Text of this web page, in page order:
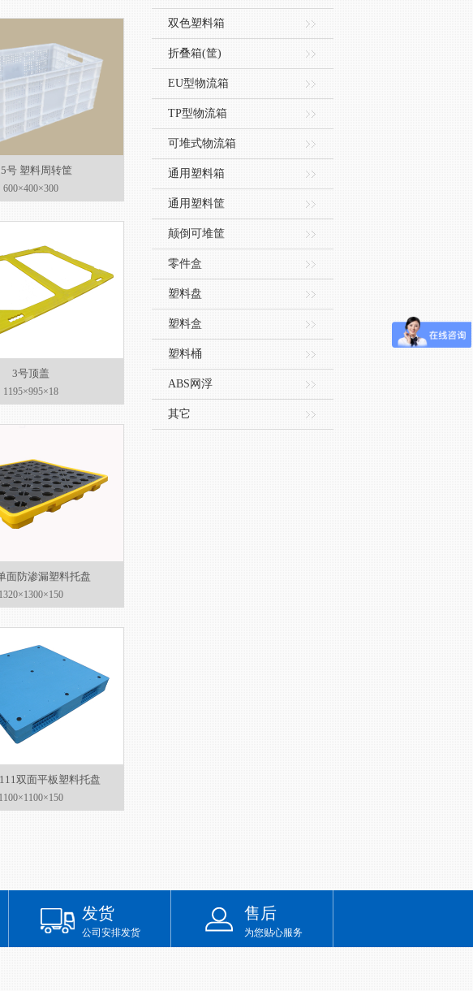
号 塑料周转筐
600×400×300
3号顶盖
1195×995×18
面防渗漏塑料托盘
1320×1300×150
双面平板塑料托盘
1100×1100×150
双色塑料箱
折叠箱(筐)
EU型物流箱
TP型物流箱
可堆式物流箱
通用塑料箱
通用塑料筐
颠倒可堆筐
零件盒
塑料盘
塑料盒
塑料桶
ABS网浮
其它
发货
公司安排发货
售后
为您贴心服务